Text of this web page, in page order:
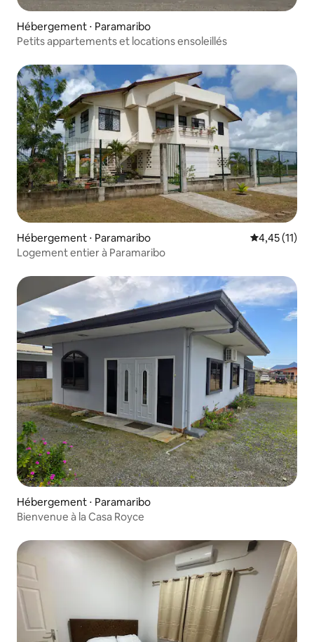
Hébergement ⋅ Paramaribo
Petits appartements et locations ensoleillés
Hébergement ⋅ Paramaribo Évaluation
4,45 (11)
Logement entier à Paramaribo
Hébergement ⋅ Paramaribo
Bienvenue à la Casa Royce